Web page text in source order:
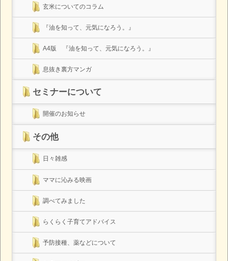
玄米についてのコラム
『油を知って、元気になろう。』
A4版 『油を知って、元気になろう。』
息抜き裏方マンガ
セミナーについて
開催のお知らせ
その他
日々雑感
ママに沁みる映画
調べてみました
らくらく子育てアドバイス
予防接種、薬などについて